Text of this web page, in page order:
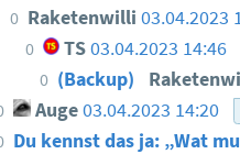
0 Raketenwilli03.04.2023
0 TS03.04.2023 14:46
0 (Backup)
Auge03.04.2023 14:20
Du kennst das ja: „Wat